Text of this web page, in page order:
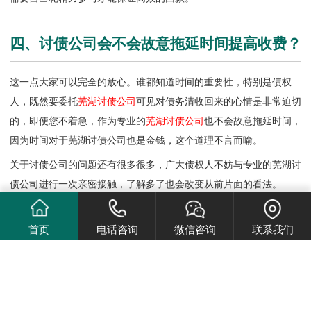
四、讨债公司会不会故意拖延时间提高收费？
这一点大家可以完全的放心。谁都知道时间的重要性，特别是债权
人，既然要委托芜湖讨债公司可见对债务清收回来的心情是非常迫切
的，即便您不着急，作为专业的芜湖讨债公司也不会故意拖延时间，
因为时间对于芜湖讨债公司也是金钱，这个道理不言而喻。
关于讨债公司的问题还有很多很多，广大债权人不妨与专业的芜湖讨
债公司进行一次亲密接触，了解多了也会改变从前片面的看法。
Copyright © 2026 All Right Reserve
首页 电话咨询 微信咨询 联系我们